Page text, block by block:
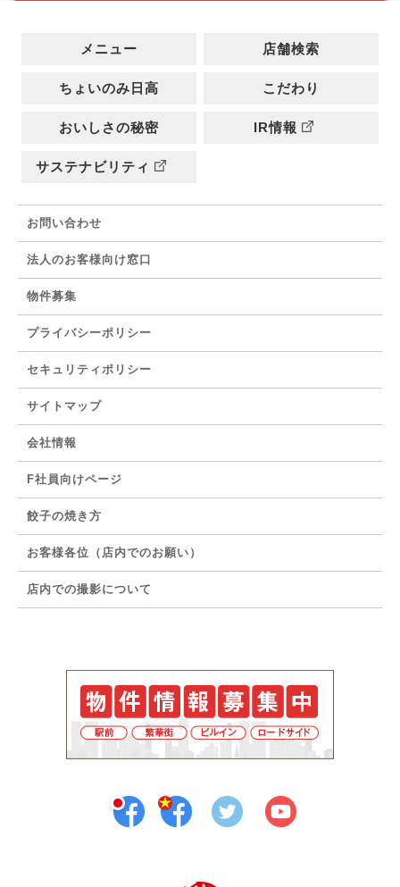
メニュー 店舗検索
ちょいのみ日高 こだわり
おいしさの秘密 IR情報
サステナビリティ
お問い合わせ
法人のお客様向け窓口
物件募集
プライバシーポリシー
セキュリティポリシー
サイトマップ
会社情報
F社員向けページ
餃子の焼き方
お客様各位（店内でのお願い）
店内での撮影について